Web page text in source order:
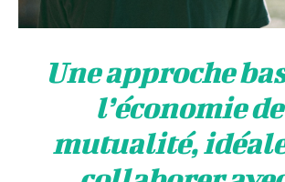
Une approche
l’économie
mutualité,